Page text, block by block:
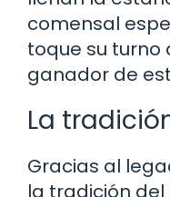
comensal
toque su
ganador de
La
Gracias al
la tradición del